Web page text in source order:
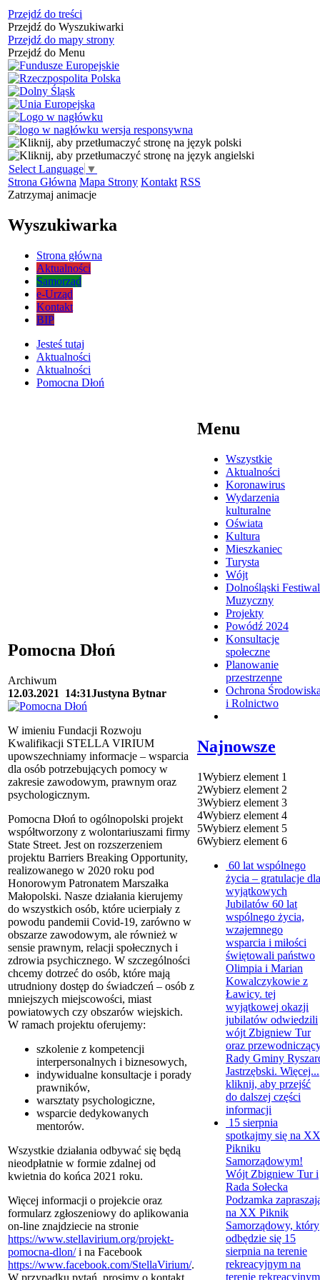
Przejdź do treści
Przejdź do Wyszukiwarki
Przejdź do mapy strony
Przejdź do Menu
Select Language ▼
Strona Główna Mapa Strony Kontakt RSS
Zatrzymaj animacje
Wyszukiwarka
Strona główna
Aktualności
Samorząd
e-Urząd
Kontakt
BIP
Jesteś tutaj
Aktualności
Aktualności
Pomocna Dłoń
Pomocna Dłoń
Archiwum
12.03.2021 14:31Justyna Bytnar
W imieniu Fundacji Rozwoju
Kwalifikacji STELLA VIRIUM
upowszechniamy informacje – wsparcia
dla osób potrzebujących pomocy w
zakresie zawodowym, prawnym oraz
psychologicznym.
Pomocna Dłoń to ogólnopolski projekt
współtworzony z wolontariuszami firmy
State Street. Jest on rozszerzeniem
projektu Barriers Breaking Opportunity,
realizowanego w 2020 roku pod
Honorowym Patronatem Marszałka
Małopolski. Nasze działania kierujemy
do wszystkich osób, które ucierpiały z
powodu pandemii Covid-19, zarówno w
obszarze zawodowym, ale również w
sensie prawnym, relacji społecznych i
zdrowia psychicznego. W szczególności
chcemy dotrzeć do osób, które mają
utrudniony dostęp do świadczeń – osób z
mniejszych miejscowości, miast
powiatowych czy obszarów wiejskich.
W ramach projektu oferujemy:
szkolenie z kompetencji
interpersonalnych i biznesowych,
indywidualne konsultacje i porady
prawników,
warsztaty psychologiczne,
wsparcie dedykowanych
mentorów.
Wszystkie działania odbywać się będą
nieodpłatnie w formie zdalnej od
kwietnia do końca 2021 roku.
Więcej informacji o projekcie oraz
formularz zgłoszeniowy do aplikowania
on-line znajdziecie na stronie
https://www.stellavirium.org/projekt-
pomocna-dlon/i na Facebook
https://www.facebook.com/StellaVirium/.
W przypadku pytań, prosimy o kontakt
Menu
Wszystkie
Aktualności
Koronawirus
Wydarzenia
kulturalne
Oświata
Kultura
Mieszkaniec
Turysta
Wójt
Dolnośląski Festiwal
Muzyczny
Projekty
Powódź 2024
Konsultacje
społeczne
Planowanie
przestrzenne
Ochrona
i Rolnictwo
Najnowsze
1Wybierz element 1
2Wybierz element 2
3Wybierz element 3
4Wybierz element 4
5Wybierz element 5
6Wybierz element 6
60 lat wspólnego
życia – gratulacje dla
wyjątkowych
Jubilatów 60 lat
wspólnego życia,
wzajemnego
wsparcia i miłości
świętowali państwo
Olimpia i Marian
Kowalczykowie z
Ławicy. tej
wyjątkowej okazji
jubilatów odwiedzili
wójt Zbigniew Tur
oraz
Rady Gminy
Jastrzębski. Więcej...
kliknij, aby przejść
do dalszej części
informacji
15 sierpnia
spotkajmy się na XX
Pikniku
Samorządowym!
Wójt Zbigniew Tur i
Rada Sołecka
Podzamka
na XX Piknik
Samorządowy, który
odbędzie się 15
sierpnia na terenie
rekreacyjnym na
terenie rekreacyjnym